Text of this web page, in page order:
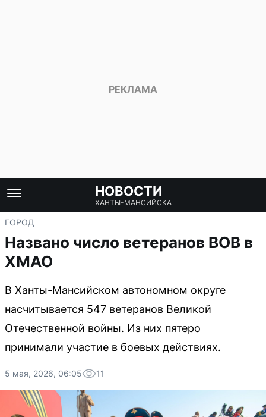
НОВОСТИ
ХАНТЫ-МАНСИЙСКА
ГОРОД
Названо число ветеранов ВОВ в
ХМАО
В Ханты-Мансийском автономном округе
насчитывается 547 ветеранов Великой
Отечественной войны. Из них пятеро
принимали участие в боевых действиях.
5 мая, 2026, 06:05 11